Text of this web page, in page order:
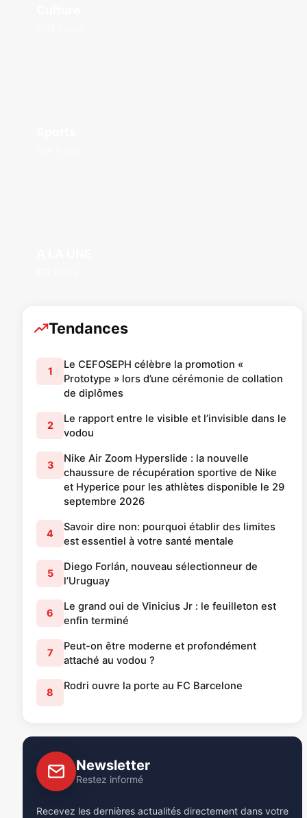
Tendances
1
Le CEFOSEPH célèbre la promotion «
Prototype » lors d’une cérémonie de collation
de diplômes
2
Le rapport entre le visible et l’invisible dans le
vodou
3
Nike Air Zoom Hyperslide : la nouvelle
chaussure de récupération sportive de Nike
et Hyperice pour les athlètes disponible le 29
septembre 2026
4
Savoir dire non: pourquoi établir des limites
est essentiel à votre santé mentale
5
Diego Forlán, nouveau sélectionneur de
l’Uruguay
6
Le grand oui de Vinicius Jr : le feuilleton est
enfin terminé
7
Peut-on être moderne et profondément
attaché au vodou ?
8
Rodri ouvre la porte au FC Barcelone
Newsletter
Restez informé
Recevez les dernières actualités directement dans votre